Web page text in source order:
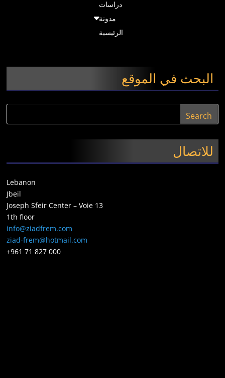
دراسات
مدونة
الرئيسية
البحث في الموقع
للاتصال
Lebanon
Jbeil
Joseph Sfeir Center – Voie 13
1th floor
info@ziadfrem.com
ziad-frem@hotmail.com
+961 71 827 000